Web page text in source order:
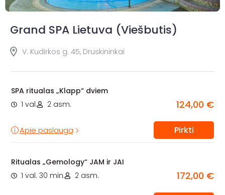
Grand SPA Lietuva (Viešbutis)
V. Kudirkos g. 45, Druskininkai
SPA ritualas „Klapp“ dviem
1 val.
2 asm. 124,00 €
Apie paslaugą Pirkti
Ritualas „Gemology“ JAM ir JAI
1 val. 30 min.
2 asm. 172,00 €